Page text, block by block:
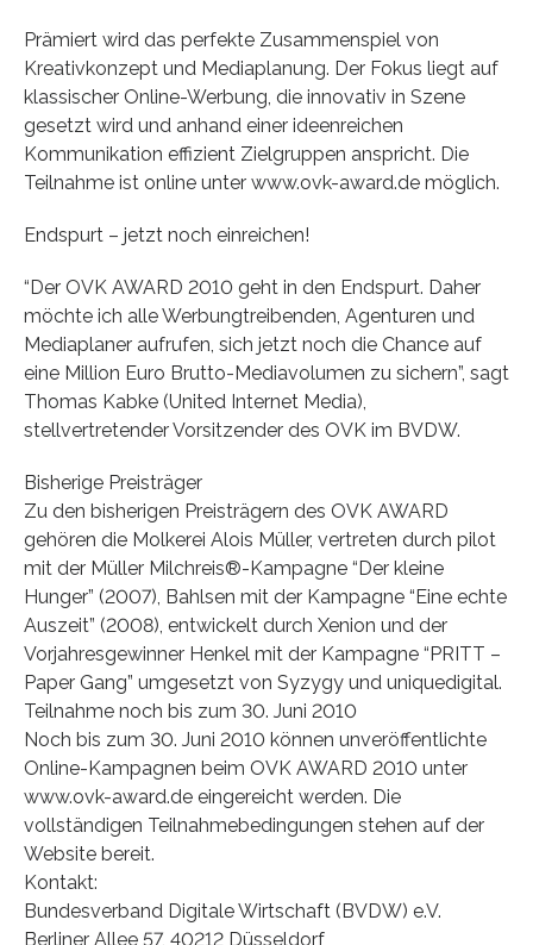
Prämiert wird das perfekte Zusammenspiel von
Kreativkonzept und Mediaplanung. Der Fokus liegt auf
klassischer Online-Werbung, die innovativ in Szene
gesetzt wird und anhand einer ideenreichen
Kommunikation effizient Zielgruppen anspricht. Die
Teilnahme ist online unter www.ovk-award.de möglich.
Endspurt – jetzt noch einreichen!
“Der OVK AWARD 2010 geht in den Endspurt. Daher
möchte ich alle Werbungtreibenden, Agenturen und
Mediaplaner aufrufen, sich jetzt noch die Chance auf
eine Million Euro Brutto-Mediavolumen zu sichern”, sagt
Thomas Kabke (United Internet Media),
stellvertretender Vorsitzender des OVK im BVDW.
Bisherige Preisträger
Zu den bisherigen Preisträgern des OVK AWARD
gehören die Molkerei Alois Müller, vertreten durch pilot
mit der Müller Milchreis®-Kampagne “Der kleine
Hunger” (2007), Bahlsen mit der Kampagne “Eine echte
Auszeit” (2008), entwickelt durch Xenion und der
Vorjahresgewinner Henkel mit der Kampagne “PRITT –
Paper Gang” umgesetzt von Syzygy und uniquedigital.
Teilnahme noch bis zum 30. Juni 2010
Noch bis zum 30. Juni 2010 können unveröffentlichte
Online-Kampagnen beim OVK AWARD 2010 unter
www.ovk-award.de eingereicht werden. Die
vollständigen Teilnahmebedingungen stehen auf der
Website bereit.
Kontakt:
Bundesverband Digitale Wirtschaft (BVDW) e.V.
Berliner Allee 57, 40212 Düsseldorf